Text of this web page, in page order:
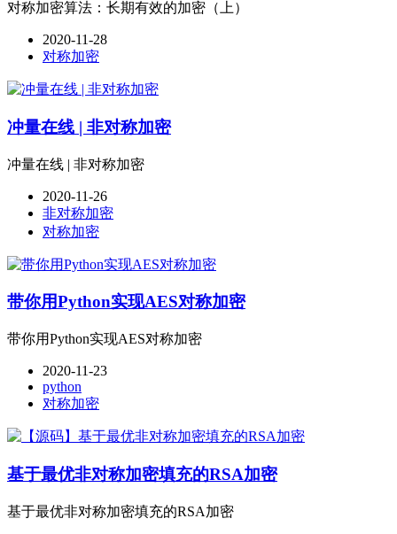
对称加密算法：长期有效的加密（上）
2020-11-28
对称加密
冲量在线 | 非对称加密
冲量在线 | 非对称加密
2020-11-26
非对称加密
对称加密
带你用Python实现AES对称加密
带你用Python实现AES对称加密
2020-11-23
python
对称加密
基于最优非对称加密填充的RSA加密
基于最优非对称加密填充的RSA加密